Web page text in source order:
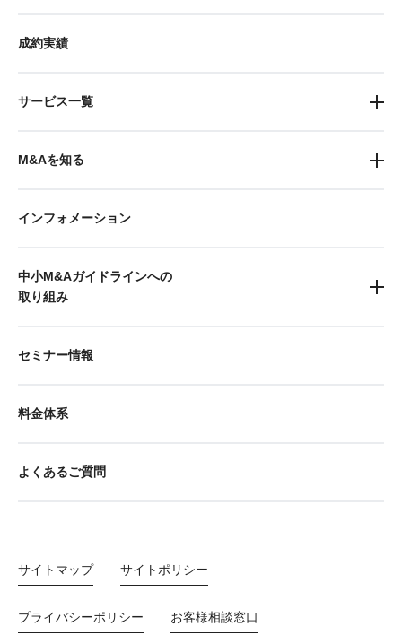
成約実績
サービス一覧
M&Aを知る
インフォメーション
中小M&Aガイドラインへの
取り組み
セミナー情報
料金体系
よくあるご質問
サイトマップ サイトポリシー
プライバシーポリシー お客様相談窓口